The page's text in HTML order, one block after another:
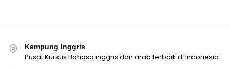
Kampung Inggris
Pusat Kursus Bahasa inggris dan arab terbaik di Indonesia